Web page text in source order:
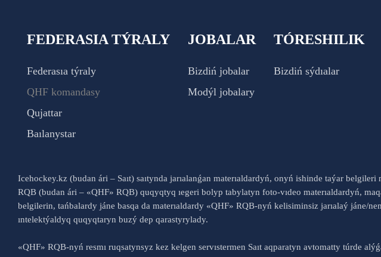
FEDERASIA TÝRALY
Federasıa týraly
QHF komandasy
Qujattar
Baılanystar
JOBALAR
Bizdiń jobalar
Modýl jobalary
TÓRESHILIK
Bizdiń sýdıalar
Icehockey.kz (budan ári – Saıt) saıtynda jarıalanǵan materıaldardyń, onyń ishinde taýar
RQB (budan ári – «QHF» RQB) quqyqtyq ıegeri bolyp tabylatyn foto-vıdeo materıaldardyń,
belgilerin, tańbalardy jáne basqa da materıaldardy «QHF» RQB-nyń kelisiminsiz jarıalaý jáne/
ıntelektýaldyq quqyqtaryn buzý dep qarastyrylady.
«QHF» RQB-nyń resmı ruqsatynsyz kez kelgen servıstermen Saıt aqparatyn avtomatty túrde